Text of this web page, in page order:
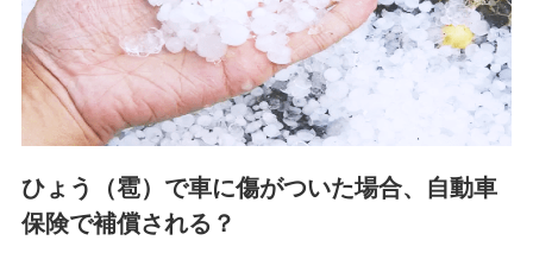
上記に係る連絡・手続き・管理等付帯業務を行うため
3.セミナー募集サイトから取得した個人情報
各種セミナーの案内、開催のため
上記に係る連絡・手続き・管理等付帯業務を行うため
4.家族・友達紹介にて取得した個人情報
被紹介者への連絡、及び当社と取引のあるもしくは委託を受
けている保険会社・提携会社の保険その他に関する情報を提
ひょう（雹）で車に傷がついた場合、自動車
保険で補償される？